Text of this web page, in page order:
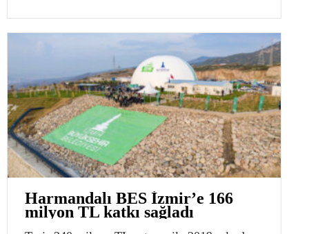
Harmandalı BES İzmir’e 166
milyon TL katkı sağladı